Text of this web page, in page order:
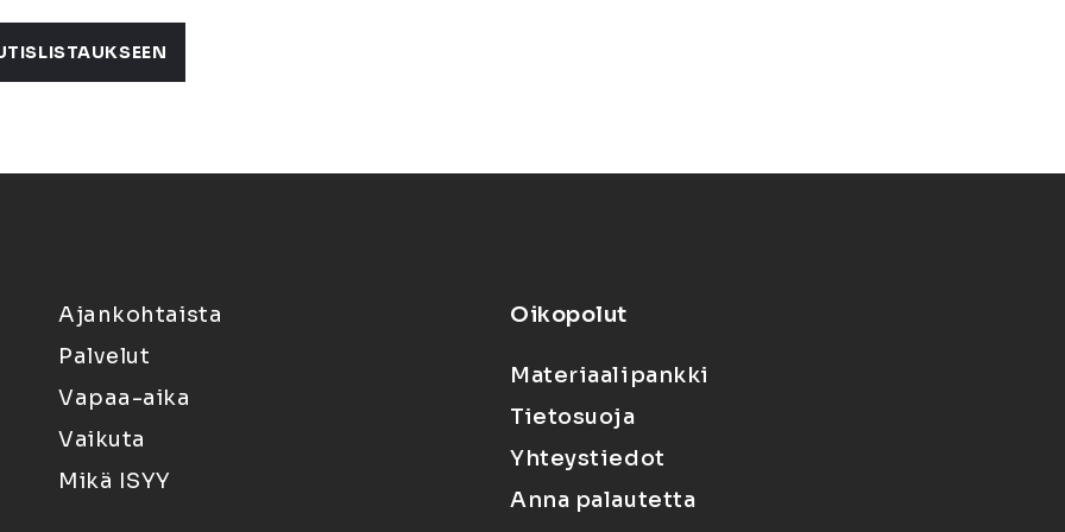
Ajankohtaista
Palvelut
Vapaa-aika
Vaikuta
Mikä ISYY
Oikopolut
Materiaalipankki
Tietosuoja
Yhteystiedot
Anna palautetta